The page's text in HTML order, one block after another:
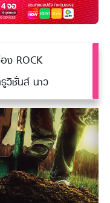
ง ROCK
วิชั่นส์ นาว